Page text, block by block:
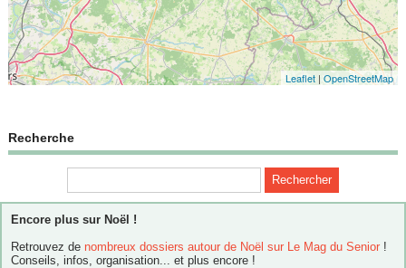
Leaflet |OpenStreetMap
Recherche
Encore plus sur Noël !
Retrouvez de nombreux dossiers autour de Noël sur Le Mag du Senior !
Conseils, infos, organisation... et plus encore !